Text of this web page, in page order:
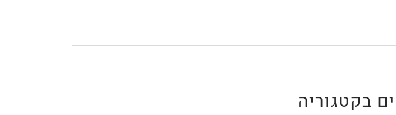
בקטגוריה